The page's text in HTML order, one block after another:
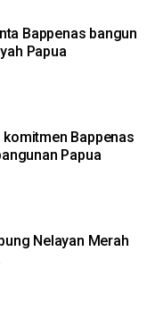
Bappenas bangun
Papua
Bappenas
Papua
Nelayan Merah